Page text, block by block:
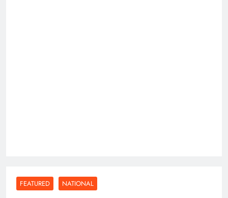
FEATURED NATIONAL